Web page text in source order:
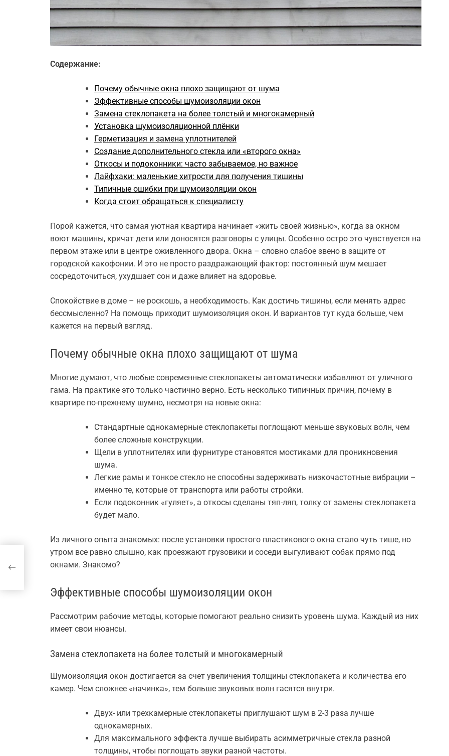
Содержание:
Почему обычные окна плохо защищают от шума
Эффективные способы шумоизоляции окон
Замена стеклопакета на более толстый и многокамерный
Установка шумоизоляционной плёнки
Герметизация и замена уплотнителей
Создание дополнительного стекла или «второго окна»
Откосы и подоконники: часто забываемое, но важное
Лайфхаки: маленькие хитрости для получения тишины
Типичные ошибки при шумоизоляции окон
Когда стоит обращаться к специалисту
Порой кажется, что самая уютная квартира начинает «жить своей жизнью», когда за окном
воют машины, кричат дети или доносятся разговоры с улицы. Особенно остро это чувствуется на
первом этаже или в центре оживленного двора. Окна – словно слабое звено в защите от
городской какофонии. И это не просто раздражающий фактор: постоянный шум мешает
сосредоточиться, ухудшает сон и даже влияет на здоровье.
Спокойствие в доме – не роскошь, а необходимость. Как достичь тишины, если менять адрес
бессмысленно? На помощь приходит шумоизоляция окон. И вариантов тут куда больше, чем
кажется на первый взгляд.
Почему обычные окна плохо защищают от шума
Многие думают, что любые современные стеклопакеты автоматически избавляют от уличного
гама. На практике это только частично верно. Есть несколько типичных причин, почему в
квартире по-прежнему шумно, несмотря на новые окна:
Стандартные однокамерные стеклопакеты поглощают меньше звуковых волн, чем
более сложные конструкции.
Щели в уплотнителях или фурнитуре становятся мостиками для проникновения
шума.
Легкие рамы и тонкое стекло не способны задерживать низкочастотные вибрации –
именно те, которые от транспорта или работы стройки.
Если подоконник «гуляет», а откосы сделаны тяп-ляп, толку от замены стеклопакета
будет мало.
Из личного опыта знакомых: после установки простого пластикового окна стало чуть тише, но
утром все равно слышно, как проезжают грузовики и соседи выгуливают собак прямо под
окнами. Знакомо?
Эффективные способы шумоизоляции окон
Рассмотрим рабочие методы, которые помогают реально снизить уровень шума. Каждый из них
имеет свои нюансы.
Замена стеклопакета на более толстый и многокамерный
Шумоизоляция окон достигается за счет увеличения толщины стеклопакета и количества его
камер. Чем сложнее «начинка», тем больше звуковых волн гасятся внутри.
Двух- или трехкамерные стеклопакеты приглушают шум в 2-3 раза лучше
однокамерных.
Для максимального эффекта лучше выбирать асимметричные стекла разной
толщины, чтобы поглощать звуки разной частоты.